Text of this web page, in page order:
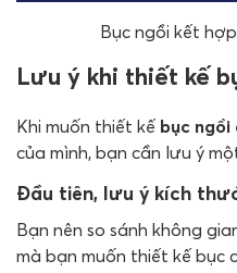
Bục ngồi kết
Lưu ý khi thiết kế
Khi muốn thiết kế bục ngồi
của mình, bạn cần lưu ý
Đầu tiên, lưu ý kích
Bạn nên so sánh không
mà bạn muốn thiết kế bục